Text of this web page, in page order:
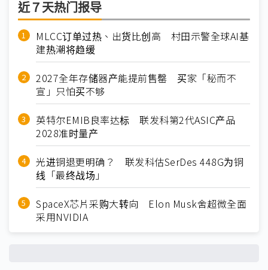
近７天热门报导
MLCC订单过热、出货比创高 村田示警全球AI基
建热潮将趋缓
2027全年存储器产能提前售罄 买家「秘而不
宣」只怕买不够
英特尔EMIB良率达标 联发科第2代ASIC产品
2028准时量产
光进铜退更明确？ 联发科估SerDes 448G为铜
线「最终战场」
SpaceX芯片采购大转向 Elon Musk舍超微全面
采用NVIDIA